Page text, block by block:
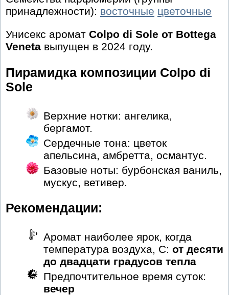
принадлежности): восточные цветочные
Унисекс аромат Colpo di Sole от Bottega
Veneta выпущен в 2024 году.
Пирамидка композиции Colpo di
Sole
Верхние нотки: ангелика,
бергамот.
Сердечные тона: цветок
апельсина, амбретта, османтус.
Базовые ноты: бурбонская ваниль,
мускус, ветивер.
Рекомендации:
Аромат наиболее ярок, когда
температура воздуха, С: от десяти
до двадцати градусов тепла
Предпочтительное время суток:
вечер